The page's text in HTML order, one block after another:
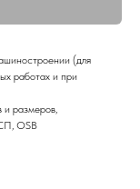
(для
работах и при
размеров,
OSB